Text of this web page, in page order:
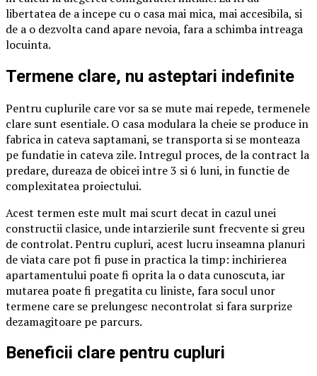
libertatea de a incepe cu o casa mai mica, mai accesibila, si
de a o dezvolta cand apare nevoia, fara a schimba intreaga
locuinta.
Termene clare, nu asteptari indefinite
Pentru cuplurile care vor sa se mute mai repede, termenele
clare sunt esentiale. O casa modulara la cheie se produce in
fabrica in cateva saptamani, se transporta si se monteaza
pe fundatie in cateva zile. Intregul proces, de la contract la
predare, dureaza de obicei intre 3 si 6 luni, in functie de
complexitatea proiectului.
Acest termen este mult mai scurt decat in cazul unei
constructii clasice, unde intarzierile sunt frecvente si greu
de controlat. Pentru cupluri, acest lucru inseamna planuri
de viata care pot fi puse in practica la timp: inchirierea
apartamentului poate fi oprita la o data cunoscuta, iar
mutarea poate fi pregatita cu liniste, fara socul unor
termene care se prelungesc necontrolat si fara surprize
dezamagitoare pe parcurs.
Beneficii clare pentru cupluri